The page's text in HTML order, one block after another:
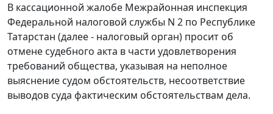
В кассационной жалобе Межрайонная инспекция
Федеральной налоговой службы N 2 по Республике
Татарстан (далее - налоговый орган) просит об
отмене судебного акта в части удовлетворения
требований общества, указывая на неполное
выяснение судом обстоятельств, несоответствие
выводов суда фактическим обстоятельствам дела.